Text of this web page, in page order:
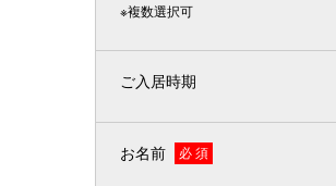
※複数選択可
ご入居時期
お名前 必 須